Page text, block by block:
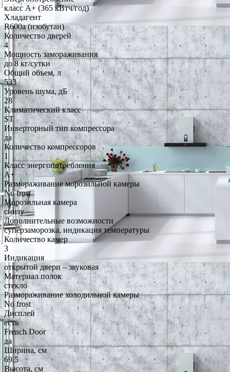
класс A+ (365 кВтч/год)
Хладагент
R600a (изобутан)
Количество дверей
4
Мощность замораживания
до 8 кг/cутки
Общий объем, л
533
Уровень шума, дБ
28
Климатический класс
ST
Инверторный тип компрессора
да
Количество компрессоров
1
Класс энергопотребления
A+
Размораживание морозильной камеры
No frost
Морозильная камера
снизу
Дополнительные возможности
суперзаморозка, индикация температуры
Количество камер
3
Индикация
открытой двери – звуковая
Материал полок
стекло
Размораживание холодильной камеры
No frost
Дисплей
есть
French Door
да
Ширина, см
69.5
Высота, см